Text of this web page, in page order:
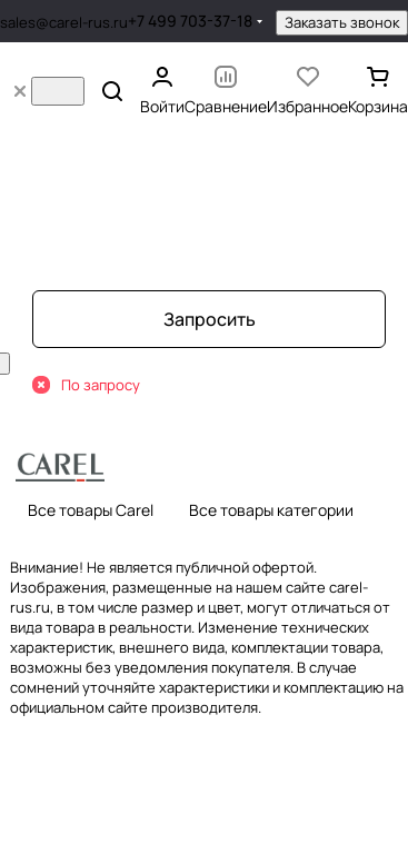
sales@carel-rus.ru+7 499 703-37-18 Заказать звонок
ВойтиСравнениеИзбранноеКорзина
Запросить
По запросу
Все товары Carel Все товары категории
Внимание! Не является публичной офертой.
Изображения, размещенные на нашем сайте carel-
rus.ru, в том числе размер и цвет, могут отличаться от
вида товара в реальности. Изменение технических
характеристик, внешнего вида, комплектации товара,
возможны без уведомления покупателя. В случае
сомнений уточняйте характеристики и комплектацию на
официальном сайте производителя.